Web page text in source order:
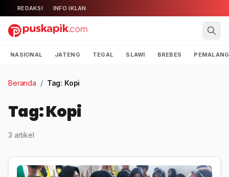
REDAKSI INFO IKLAN
NASIONAL JATENG TEGAL SLAWI BREBES PEMALANG
Beranda / Tag: Kopi
Tag: Kopi
3 artikel